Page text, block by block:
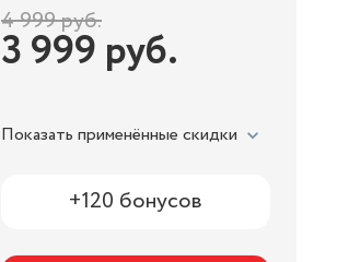
3 999 руб.
4 999руб.
Показать применённые скидки
+120 бонусов